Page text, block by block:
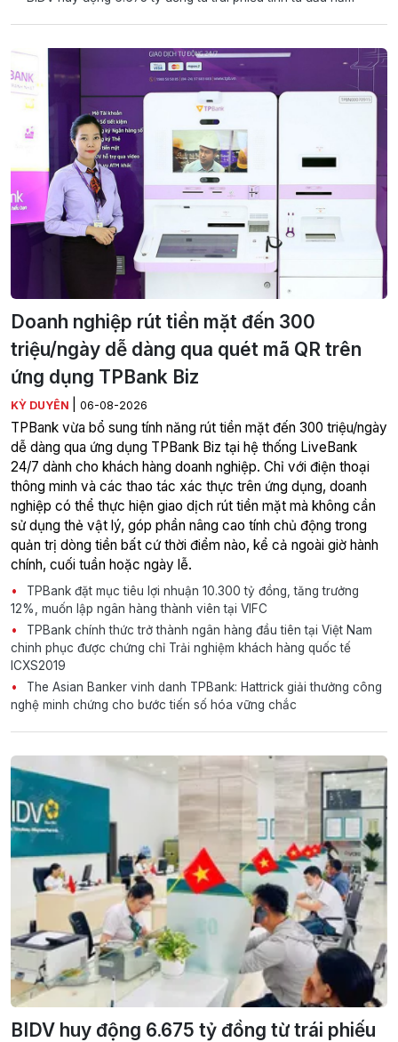
Doanh nghiệp rút tiền mặt đến 300
triệu/ngày dễ dàng qua quét mã QR trên
ứng dụng TPBank Biz
KỲ DUYÊN 06-08-2026
TPBank vừa bổ sung tính năng rút tiền mặt đến 300 triệu/ngày
dễ dàng qua ứng dụng TPBank Biz tại hệ thống LiveBank
24/7 dành cho khách hàng doanh nghiệp. Chỉ với điện thoại
thông minh và các thao tác xác thực trên ứng dụng, doanh
nghiệp có thể thực hiện giao dịch rút tiền mặt mà không cần
sử dụng thẻ vật lý, góp phần nâng cao tính chủ động trong
quản trị dòng tiền bất cứ thời điểm nào, kể cả ngoài giờ hành
chính, cuối tuần hoặc ngày lễ.
TPBank đặt mục tiêu lợi nhuận 10.300 tỷ đồng, tăng trưởng
12%, muốn lập ngân hàng thành viên tại VIFC
TPBank chính thức trở thành ngân hàng đầu tiên tại Việt Nam
chinh phục được chứng chỉ Trải nghiệm khách hàng quốc tế
ICXS2019
The Asian Banker vinh danh TPBank: Hattrick giải thưởng công
nghệ minh chứng cho bước tiến số hóa vững chắc
BIDV huy động 6.675 tỷ đồng từ trái phiếu